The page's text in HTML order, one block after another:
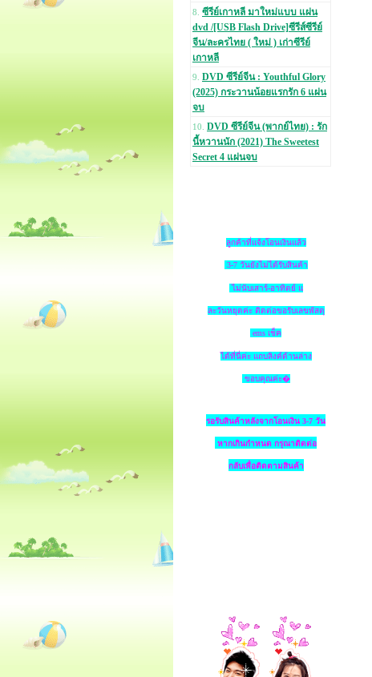
8. ซีรีย์เกาหลี มาใหม่แบบ แผ่น
dvd /[USB Flash Drive]ซีรีส์ซีรีย์
จีน/ละครไทย ( ใหม่ ) เก่าซีรีย์
เกาหลี
9. DVD ซีรีย์จีน : Youthful Glory
(2025) กระวานน้อยแรกรัก 6 แผ่น
จบ
10. DVD ซีรีย์จีน (พากย์ไทย) : รัก
นี้หวานนัก (2021) The Sweetest
Secret 4 แผ่นจบ
ลูกค้าที่แจ้งโอนเงินแล้ว
3-7 วันยังไม่ได้รับสินค้า
ไม่นับเสาร์-อาทิตย์ แ
ละวันหยุดค่ะ ติดต่อขอรับเลขพัสดุ
ems เช็ค
ได้ที่นี่ค่ะ แถบลิงค์ด้านล่าง
ขอบคุณค่ะ�
รอรับสินค้าหลังจากโอนเงิน 3-7 วัน
หากเกินกำหนด กรุณาติดต่อ
กลับเพื่อติดตามสินค้า